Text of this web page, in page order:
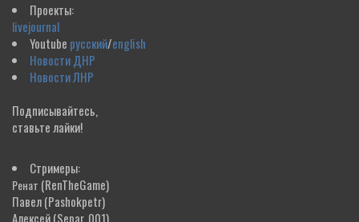
Проекты:
livejournal
Youtube русский/english
Новости ДНР
Новости ЛНР
Подписывайтесь,
ставьте лайки!
Стримеры:
Ренат (RenTheGame)
Павел(Pashokpetr)
Алексей(Separ_001)